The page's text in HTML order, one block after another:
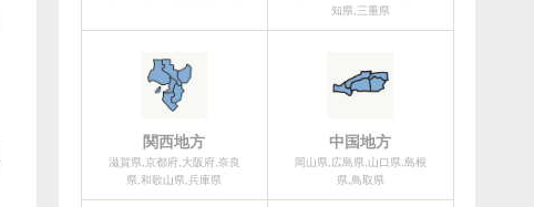
知県,三重県
関西地方
滋賀県,京都府,大阪府,奈良
県,和歌山県,兵庫県
中国地方
岡山県,広島県,山口県,島根
県,鳥取県